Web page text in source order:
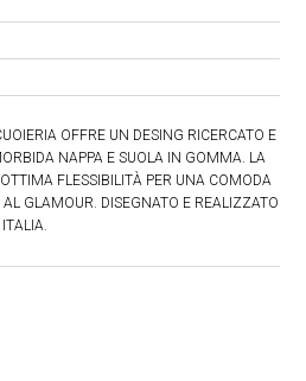
OFFRE UN DESING RICERCATO E
NAPPA E SUOLA IN GOMMA. LA
FLESSIBILITÀ PER UNA COMODA
GLAMOUR. DISEGNATO E REALIZZATO